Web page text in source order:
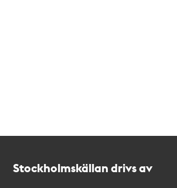
Stockholmskällan drivs av